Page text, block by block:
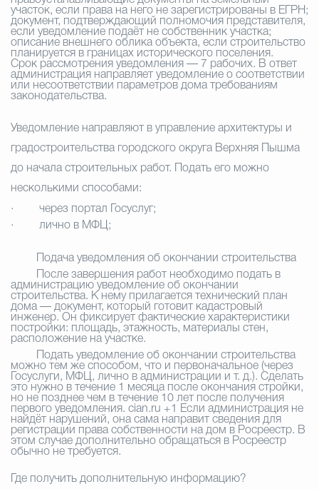
участок, если права на него не зарегистрированы в ЕГРН;
документ, подтверждающий полномочия представителя,
если уведомление подаёт не собственник участка;
описание внешнего облика объекта, если строительство
планируется в границах исторического поселения.
Срок рассмотрения уведомления — 7 рабочих. В ответ
администрация направляет уведомление о соответствии
или несоответствии параметров дома требованиям
законодательства.
Уведомление направляют в управление архитектуры и
градостроительства городского округа Верхняя Пышма
до начала строительных работ. Подать его можно
несколькими способами:
·
через портал Госуслуг;
·
лично в МФЦ;
Подача уведомления об окончании строительства
После завершения работ необходимо подать в
администрацию уведомление об окончании
строительства. К нему прилагается технический план
дома — документ, который готовит кадастровый
инженер. Он фиксирует фактические характеристики
постройки: площадь, этажность, материалы стен,
расположение на участке.
Подать уведомление об окончании строительства
можно тем же способом, что и первоначальное (через
Госуслуги, МФЦ, лично в администрации и т. д.). Сделать
это нужно в течение 1 месяца после окончания стройки,
но не позднее чем в течение 10 лет после получения
первого уведомления. cian.ru +1 Если администрация не
найдёт нарушений, она сама направит сведения для
регистрации права собственности на дом в Росреестр. В
этом случае дополнительно обращаться в Росреестр
обычно не требуется.
Где получить дополнительную информацию?